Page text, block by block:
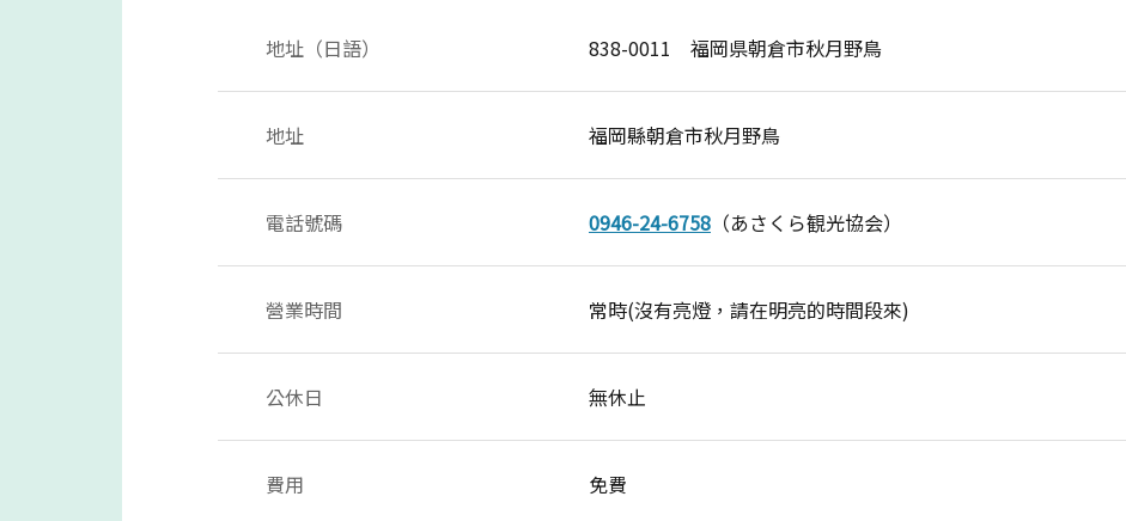
地址（日語） 838-0011 福岡県朝倉市秋月野鳥
地址 福岡縣朝倉市秋月野鳥
電話號碼 0946-24-6758 （あさくら観光協会）
營業時間 常時(沒有亮燈，請在明亮的時間段來)
公休日 無休止
費用 免費